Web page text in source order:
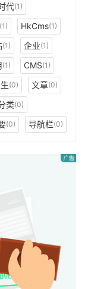
代(1)
(1) HkCms(1)
(1) 企业(1)
(1) CMS(1)
(0) 文章(0)
类(0)
(0) 导航栏(0)